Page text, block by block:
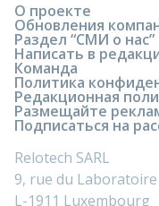
О проекте
Обновления
Раздел “СМИ о нас”
Написать в
Команда
Политика
Редакционная
Размещайте
Подписаться на
Relotech SARL
9, rue du Laboratoire
L-1911 Luxembourg